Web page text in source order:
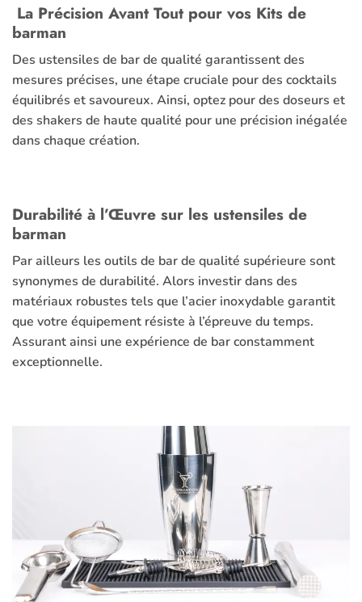
La Précision Avant Tout pour vos Kits de
barman
Des ustensiles de bar de qualité garantissent des
mesures précises, une étape cruciale pour des cocktails
équilibrés et savoureux. Ainsi, optez pour des doseurs et
des shakers de haute qualité pour une précision inégalée
dans chaque création.
Durabilité à l’Œuvre sur les ustensiles de
barman
Par ailleurs les outils de bar de qualité supérieure sont
synonymes de durabilité. Alors investir dans des
matériaux robustes tels que l’acier inoxydable garantit
que votre équipement résiste à l’épreuve du temps.
Assurant ainsi une expérience de bar constamment
exceptionnelle.